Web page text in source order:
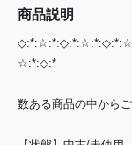
商品説明
☆:*:◇:*
数ある商品の中から